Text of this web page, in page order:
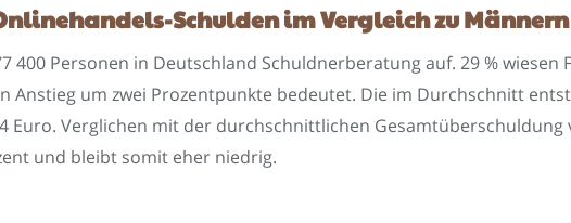
Schulden im Vergleich zu Männern
400 Personen in Deutschland Schuldnerberatung auf. 29 % wiesen
Anstieg um zwei Prozentpunkte bedeutet. Die im Durchschnitt
Euro. Verglichen mit der durchschnittlichen Gesamtüberschuldung
und bleibt somit eher niedrig.